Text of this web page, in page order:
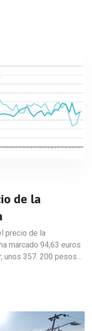
de la
precio de la
marcado 94,63 euros
unos 357. 200 pesos…